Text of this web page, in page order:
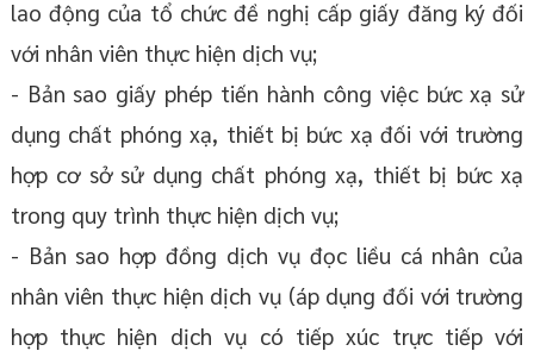
lao động của tổ chức đề nghị cấp giấy đăng ký đối
với nhân viên thực hiện dịch vụ;
- Bản sao giấy phép tiến hành công việc bức xạ sử
dụng chất phóng xạ, thiết bị bức xạ đối với trường
hợp cơ sở sử dụng chất phóng xạ, thiết bị bức xạ
trong quy trình thực hiện dịch vụ;
- Bản sao hợp đồng dịch vụ đọc liều cá nhân của
nhân viên thực hiện dịch vụ (áp dụng đối với trường
hợp thực hiện dịch vụ có tiếp xúc trực tiếp với